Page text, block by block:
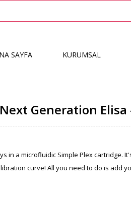
SAYFA KURUMSAL
Next Generation Elisa
in a microfluidic Simple Plex cartridge.
curve! All you need to do is add